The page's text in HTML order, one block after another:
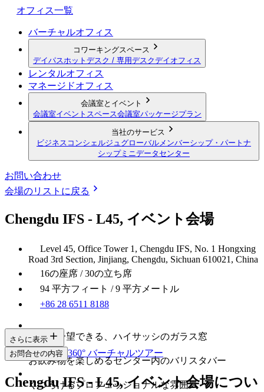
オフィス一覧
バーチャルオフィス
コワーキングスペース
デイパス ホットデスク / 専用デスクデイオフィス
レンタルオフィス
マネージドオフィス
会議室とイベント
会議室イベントスペース会議室パッケージプラン
当社のサービス
ビジネスコンシェルジュ グローバルメンバーシップ・パートナ
シップミニデータセンター
お問い合わせ
会場のリストに戻る
Chengdu IFS - L45, イベント会場
Level 45, Office Tower 1, Chengdu IFS, No. 1 Hongxing
Road 3rd Section, Jinjiang, Chengdu, Sichuan 610021, China
16の座席 / 30の立ち席
94 平方フィート / 9 平方メートル
+86 28 6511 8188
成都を一望できる、ハイサッシのガラス窓
お飲み物を楽しめるセンター内のバリスタバー
くつろげるプロフェッショナルな雰囲気
さらに表示
お問合せの内容 360° バーチャルツアー
Chengdu IFS - L45, イベント会場につい